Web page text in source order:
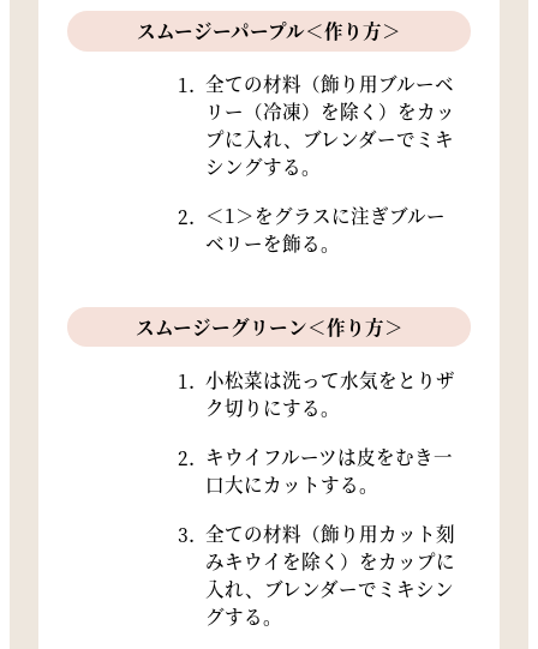
スムージーパープル＜作り方＞
全ての材料（飾り用ブルーベ
リー（冷凍）を除く）をカッ
プに入れ、ブレンダーでミキ
シングする。
＜1＞をグラスに注ぎブルー
ベリーを飾る。
スムージーグリーン＜作り方＞
小松菜は洗って水気をとりザ
ク切りにする。
キウイフルーツは皮をむき一
口大にカットする。
全ての材料（飾り用カット刻
みキウイを除く）をカップに
入れ、ブレンダーでミキシン
グする。